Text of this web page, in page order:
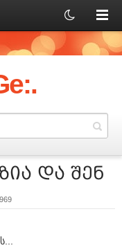
და შენ